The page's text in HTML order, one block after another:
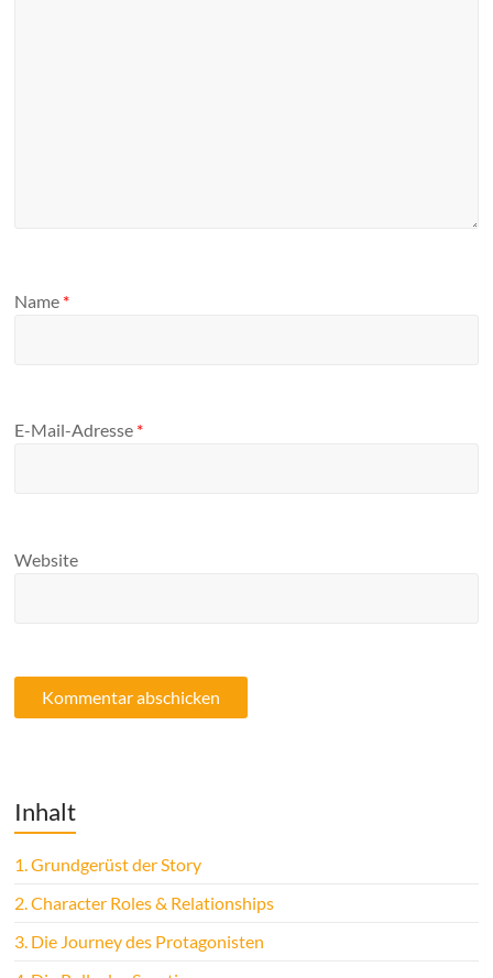
Name *
E-Mail-Adresse *
Website
Inhalt
1.Grundgerüst der Story
2.Character Roles & Relationships
3. Die Journey des Protagonisten